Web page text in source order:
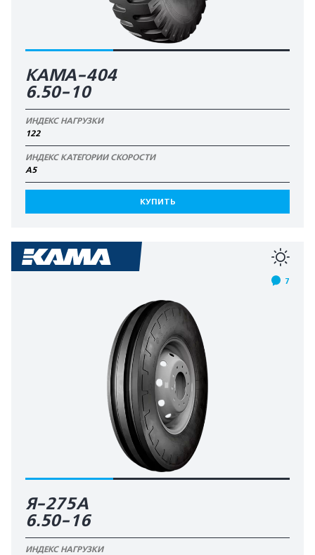
КАМА-404
6.50-10
ИНДЕКС НАГРУЗКИ
122
ИНДЕКС КАТЕГОРИИ СКОРОСТИ
А5
КУПИТЬ
7
Я-275А
6.50-16
ИНДЕКС НАГРУЗКИ